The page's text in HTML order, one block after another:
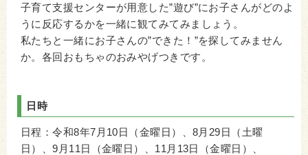
子育て支援センターが用意した”遊び”にお子さんがどのよ
うに反応するかを一緒に観てみてみましょう。
私たちと一緒にお子さんの”できた！”を探してみません
か。各回おもちゃのおみやげつきです。
日時
日程：令和8年7月10日（金曜日）、8月29日（土曜
日）、9月11日（金曜日）、11月13日（金曜日）、